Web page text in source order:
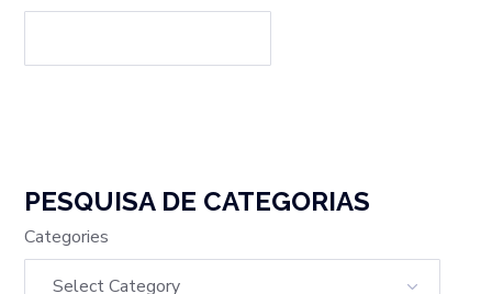
PESQUISA DE CATEGORIAS
Categories